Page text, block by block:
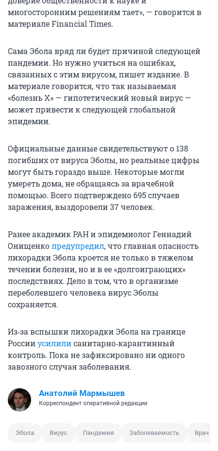
многосторонним решениям тает», — говорится в
материале Financial Times.
Сама Эбола вряд ли будет причиной следующей
пандемии. Но нужно учиться на ошибках,
связанных с этим вирусом, пишет издание. В
материале говорится, что так называемая
«болезнь Х» — гипотетический новый вирус —
может привести к следующей глобальной
эпидемии.
Официальные данные свидетельствуют о 138
погибших от вируса Эболы, но реальные цифры
могут быть гораздо выше. Некоторые могли
умереть дома, не обращаясь за врачебной
помощью. Всего подтверждено 695 случаев
заражения, выздоровели 37 человек.
Ранее академик РАН и эпидемиолог Геннадий
Онищенкопредупредил, что главная опасность
лихорадки Эбола кроется не только в тяжелом
течении болезни, но и в ее «долгоиграющих»
последствиях. Дело в том, что в организме
переболевшего человека вирус Эболы
сохраняется.
Из‑за вспышки лихорадки Эбола на границе
Россииусилилисанитарно‑карантинный
контроль. Пока не зафиксировано ни одного
завозного случая заболевания.
Анатолий Мармышев
Корреспондент оперативной редакции
Эбола Вирус Пандемия Заболеваемость Врач